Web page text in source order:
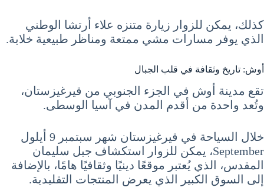
كذلك، يمكن للزوار زيارة متنزه علاء أرتشا الوطني
الذي يوفر مسارات مشي ممتعة ومناظر طبيعية خلابة.
أوش: تاريخ وثقافة في قلب الجبال
تقع مدينة أوش في الجزء الجنوبي من قيرغيزستان،
وتُعد واحدة من أقدم المدن في آسيا الوسطى.
خلال السياحة في قيرغيزستان شهر سبتمبر 9 أيلول
September، يمكن للزوار استكشاف جبل سليمان
المقدس، الذي يُعتبر موقعًا دينيًا وثقافيًا هامًا، بالإضافة
إلى السوق الكبير الذي يعرض المنتجات التقليدية.